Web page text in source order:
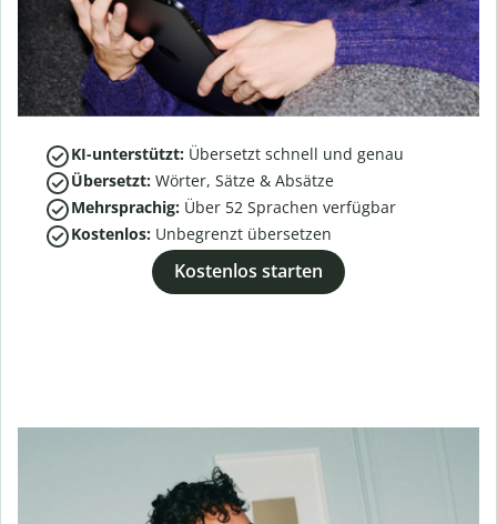
KI-unterstützt: Übersetzt schnell und genau
Übersetzt: Wörter, Sätze & Absätze
Mehrsprachig: Über 52 Sprachen verfügbar
Kostenlos: Unbegrenzt übersetzen
Kostenlos starten